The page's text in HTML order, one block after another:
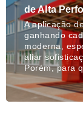
de Alta
A aplicação
ganhando
moderna,
aliar
Porém, para